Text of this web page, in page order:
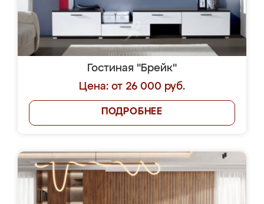
Гостиная "Брейк"
Цена: от 26 000 руб.
ПОДРОБНЕЕ